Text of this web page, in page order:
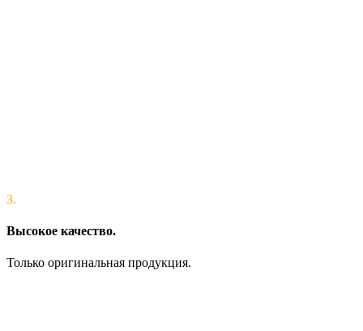
3.
Высокое качество.
Только оригинальная продукция.